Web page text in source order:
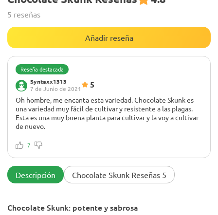
5 reseñas
Añadir reseña
Reseña destacada
Syntaxx1313
7 de Junio de 2021
5
Oh hombre, me encanta esta variedad. Chocolate Skunk es
una variedad muy fácil de cultivar y resistente a las plagas.
Esta es una muy buena planta para cultivar y la voy a cultivar
de nuevo.
Definitivamente es una cepa para fumar durante el día.
más como una rápida y feliz carrera hacia mi cabeza seguida
de una enérgica carrera. La sensación de felicidad que tuve
hablador cuando fumé esta cepa y noté que también estaba
7
Descripción Chocolate Skunk Reseñas 5
Chocolate Skunk: potente y sabrosa